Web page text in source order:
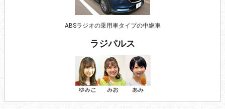
ABSラジオの乗用車タイプの中継車
ラジパルス